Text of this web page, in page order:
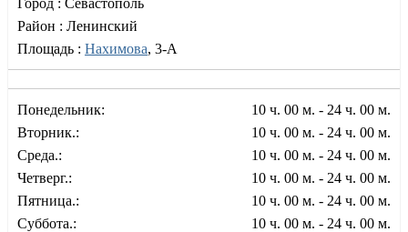
Район : Ленинский
Площадь : Нахимова, 3-А
Понедельник:
10 ч. 00 м. - 24 ч. 00 м.
Вторник.:
10 ч. 00 м. - 24 ч. 00 м.
Среда.:
10 ч. 00 м. - 24 ч. 00 м.
Четверг.:
10 ч. 00 м. - 24 ч. 00 м.
Пятница.:
10 ч. 00 м. - 24 ч. 00 м.
Суббота.:
10 ч. 00 м. - 24 ч. 00 м.